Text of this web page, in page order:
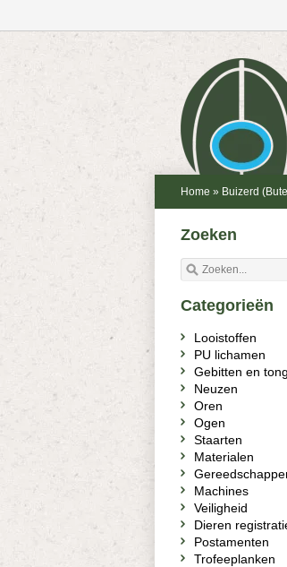
Home » Buizerd
Zoeken
Categorieën
Looistoffen
PU lichamen
Gebitten en
Neuzen
Oren
Ogen
Staarten
Materialen
Machines
Veiligheid
Dieren
Postamenten
Trofeeplanken